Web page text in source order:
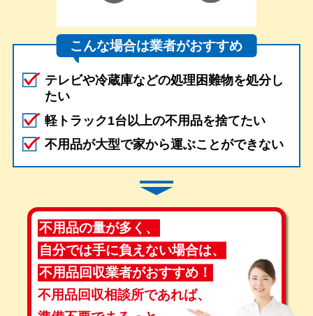
こんな場合は業者がおすすめ
テレビや冷蔵庫などの処理困難物を処分し
たい
軽トラック1台以上の不用品を捨てたい
不用品が大型で家から運ぶことができない
不用品の量が多く、
自分では手に負えない場合は、
不用品回収業者がおすすめ！
不用品回収相談所であれば、